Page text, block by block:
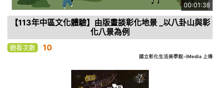
00:01:38
【113年中區文化體驗】由版畫談彰化地景 _以八卦山與彰
化八景為例
觀看次數 10
國立彰化生活美學館-iMedia 上傳